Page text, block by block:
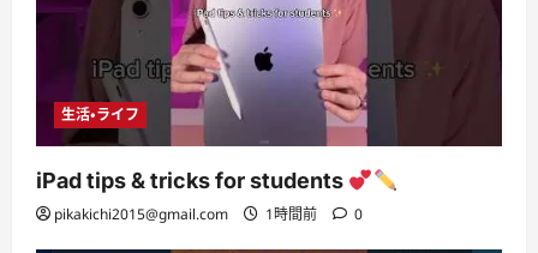
生活・ライフ
iPad tips & tricks for students
pikakichi2015@gmail.com 1時間前 0